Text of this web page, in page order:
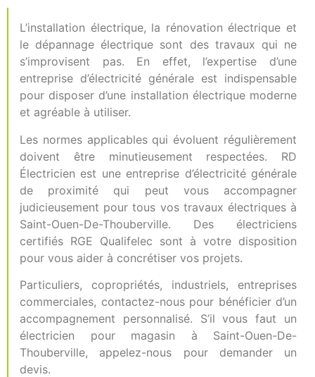
L’installation électrique, la rénovation électrique et
le dépannage électrique sont des travaux qui ne
s’improvisent pas. En effet, l’expertise d’une
entreprise d’électricité générale est indispensable
pour disposer d’une installation électrique moderne
et agréable à utiliser.
Les normes applicables qui évoluent régulièrement
doivent être minutieusement respectées. RD
Électricien est une entreprise d’électricité générale
de proximité qui peut vous accompagner
judicieusement pour tous vos travaux électriques à
Saint-Ouen-De-Thouberville. Des électriciens
certifiés RGE Qualifelec sont à votre disposition
pour vous aider à concrétiser vos projets.
Particuliers, copropriétés, industriels, entreprises
commerciales, contactez-nous pour bénéficier d’un
accompagnement personnalisé. S’il vous faut un
électricien pour magasin à Saint-Ouen-De-
Thouberville, appelez-nous pour demander un
devis.